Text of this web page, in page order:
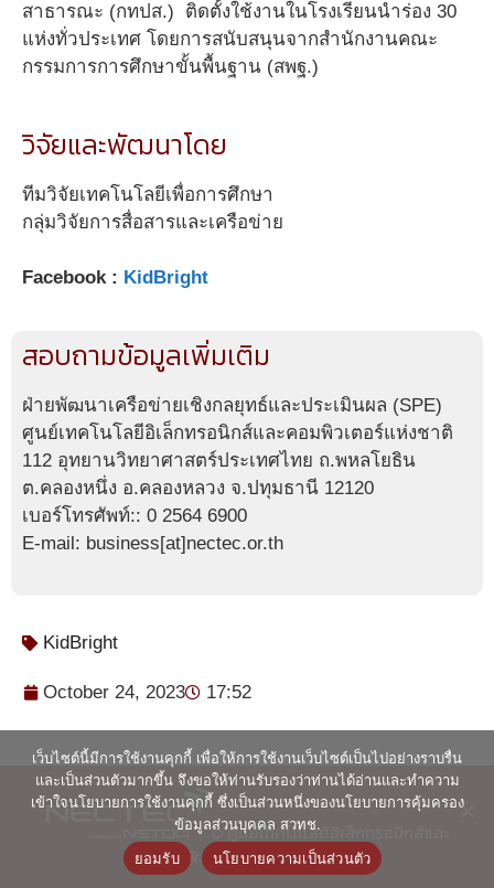
สาธารณะ (กทปส.) ติดตั้งใช้งานในโรงเรียนนำร่อง 30
แห่งทั่วประเทศ โดยการสนับสนุนจากสำนักงานคณะ
กรรมการการศึกษาขั้นพื้นฐาน (สพฐ.)
วิจัยและพัฒนาโดย
ทีมวิจัยเทคโนโลยีเพื่อการศึกษา
กลุ่มวิจัยการสื่อสารและเครือข่าย
Facebook : KidBright
สอบถามข้อมูลเพิ่มเติม
ฝ่ายพัฒนาเครือข่ายเชิงกลยุทธ์และประเมินผล (SPE)
ศูนย์เทคโนโลยีอิเล็กทรอนิกส์และคอมพิวเตอร์แห่งชาติ
112 อุทยานวิทยาศาสตร์ประเทศไทย ถ.พหลโยธิน
ต.คลองหนึ่ง อ.คลองหลวง จ.ปทุมธานี 12120
เบอร์โทรศัพท์:: 0 2564 6900
E-mail: business[at]nectec.or.th
KidBright
October 24, 2023 17:52
© ศูนย์เทคโนโลยีอิเล็กทรอนิกส์และ
คอมพิวเตอร์แห่งชาติ 2563
เว็บไซต์นี้มีการใช้งานคุกกี้ เพื่อให้การใช้งานเว็บไซต์เป็นไปอย่างราบรื่น
และเป็นส่วนตัวมากขึ้น จึงขอให้ท่านรับรองว่าท่านได้อ่านและทำความ
เข้าใจนโยบายการใช้งานคุกกี้ ซึ่งเป็นส่วนหนึ่งของนโยบายการคุ้มครอง
ข้อมูลส่วนบุคคล สวทช.
ยอมรับ
นโยบายความเป็นส่วนตัว